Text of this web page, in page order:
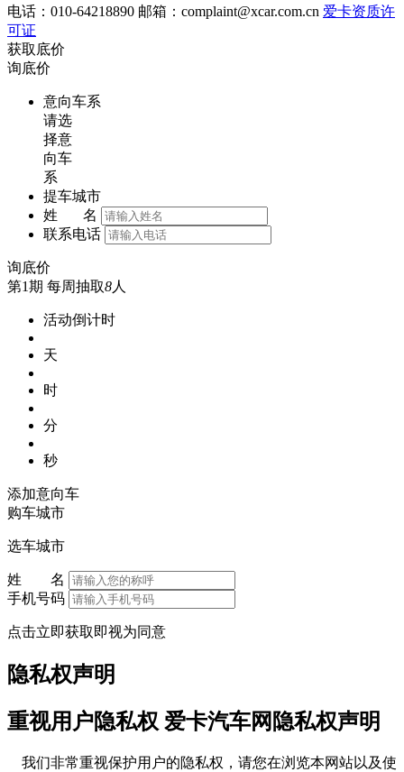
电话：010-64218890 邮箱： complaint@xcar.com.cn 爱卡资质许
可证
获取底价
询底价
意向车系
请选
择意
向车
系
提车城市
姓 名
联系电话
询底价
第1期 每周抽取8人
活动倒计时
天
时
分
秒
添加意向车
购车城市
选车城市
姓 名
手机号码
点击立即获取即视为同意
隐私权声明
重视用户隐私权 爱卡汽车网隐私权声明
我们非常重视保护用户的隐私权，请您在浏览本网站以及使